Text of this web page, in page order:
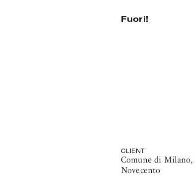
Fuori!
CLIENT
Comune di Milano,
Novecento